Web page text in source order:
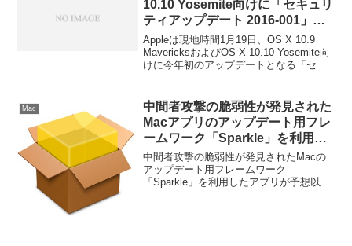
10.10 Yosemite向けに「セキュリ
ティアップデート 2016-001」を
配布。
Appleは現地時間1月19日、OS X 10.9
MavericksおよびOS X 10.10 Yosemite向
けに今年初のアップデートとなる「セキ
「Safari 9.0.3」配布しています。
Mac
中間者攻撃の脆弱性が発見された
Macアプリのアップデート用フレ
ームワーク「Sparkle」を利用し
たアプリがかなりの数に上り、特
定用のスクリプトなどが公開され
る。
中間者攻撃の脆弱性が発見されたMacの
アップデート用フレームワーク
「Sparkle」を利用したアプリが予想以上